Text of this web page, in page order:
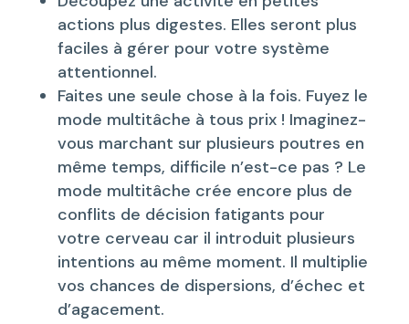
actions plus digestes. Elles seront plus
faciles à gérer pour votre système
attentionnel.
Faites une seule chose à la fois. Fuyez le
mode multitâche à tous prix ! Imaginez-
vous marchant sur plusieurs poutres en
même temps, difficile n’est-ce pas ? Le
mode multitâche crée encore plus de
conflits de décision fatigants pour
votre cerveau car il introduit plusieurs
intentions au même moment. Il multiplie
vos chances de dispersions, d’échec et
d’agacement.